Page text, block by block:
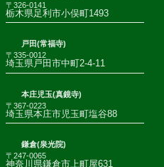
〒326-0141
栃木県足利市小俣町1493
戸田(常福寺)
〒335-0012
埼玉県戸田市中町2-4-11
本庄児玉(真鏡寺)
〒367-0223
埼玉県本庄市児玉町塩谷88
鎌倉(泉光院)
〒247-0065
神奈川県鎌倉市上町屋631